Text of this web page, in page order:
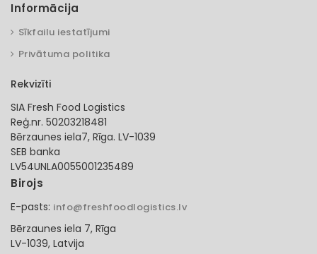
Informācija
Sīkfailu iestatījumi
Privātuma politika
Rekvizīti
SIA Fresh Food Logistics
Reģ.nr. 50203218481
Bērzaunes iela7, Rīga. LV-1039
SEB banka
LV54UNLA0055001235489
Birojs
E-pasts: info@freshfoodlogistics.lv
Bērzaunes iela 7, Rīga
LV-1039, Latvija